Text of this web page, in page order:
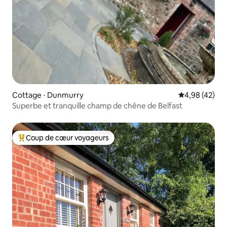
Cottage ⋅ Dunmurry Évaluation
4,98 (42)
Superbe et tranquille champ de chêne de Belfast
Coups de cœur voyageurs les plus appréciés
Coup de cœur voyageurs